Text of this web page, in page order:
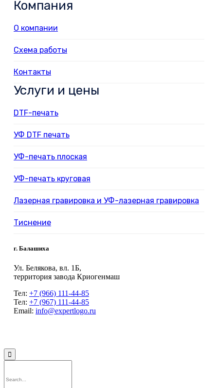
Компания
О компании
Схема работы
Контакты
Услуги и цены
DTF-печать
УФ DTF печать
УФ-печать плоская
УФ-печать круговая
Лазерная гравировка и УФ-лазерная гравировка
Тиснение
г. Балашиха
Ул. Белякова, вл. 1Б,
территория завода Криогенмаш
Тел: +7 (966) 111-44-85
Тел: +7 (967) 111-44-85
Email: info@expertlogo.ru
